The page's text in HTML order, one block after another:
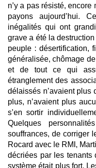
n’y a pas résisté,
payons aujourd’hui.
inégalités qui ont
grave a été la
peuple : désertification,
généralisée, chômage
et de tout ce qui
étranglement des
délaissés n’avaient plus
plus, n’avaient plus
s’en sortir
Quelques
souffrances, de corriger
Rocard avec le RMI,
décriées par les tenants
système était plus fort.